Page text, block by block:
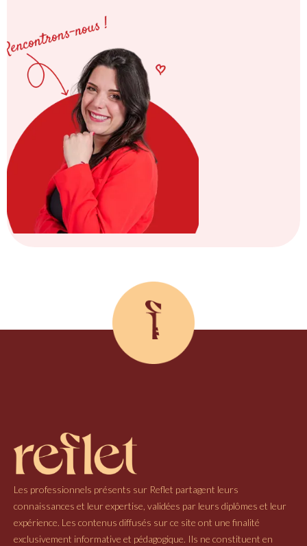
Les professionnels présents sur Reflet partagent leurs
connaissances et leur expertise, validées par leurs diplômes et leur
expérience. Les contenus diffusés sur ce site ont une finalité
exclusivement informative et pédagogique. Ils ne constituent en